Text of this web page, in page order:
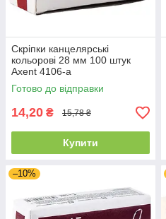
Скріпки канцелярські
кольорові 28 мм 100 штук
Axent 4106-а
Готово до відправки
14,20 ₴ 15,78 ₴
Купити
–10%